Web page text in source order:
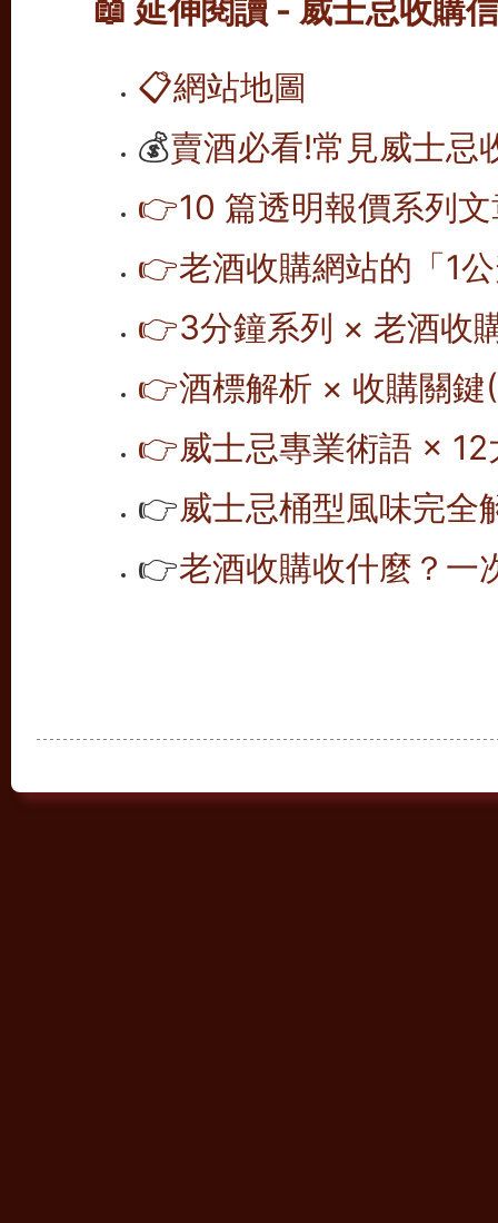
📖 延伸閱讀 - 威士忌收購
📋網站地圖
💰賣酒必看!常見威士忌
👉10 篇透明報價系列
👉老酒收購網站的「1
👉3分鐘系列 × 老酒收
👉酒標解析 × 收購關鍵
👉威士忌專業術語 ×
👉威士忌桶型風味完全
👉老酒收購收什麼？一